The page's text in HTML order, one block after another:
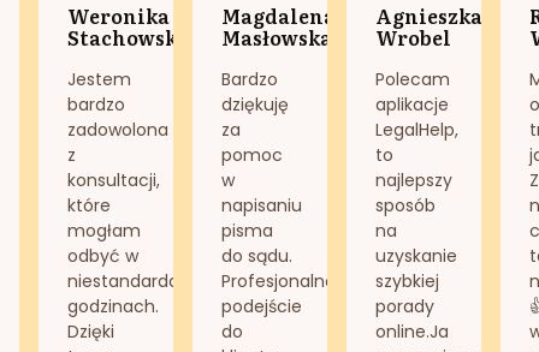
Weronika
Stachowska
Jestem
bardzo
zadowolona
z
konsultacji,
które
mogłam
odbyć w
niestandardowych
godzinach.
Dzięki
Magdalena
Masłowska
Bardzo
dziękuję
za
pomoc
w
napisaniu
pisma
do sądu.
Profesjonalne
podejście
do
Agnieszka
Wrobel
Polecam
aplikacje
LegalHelp,
to
najlepszy
sposób
na
uzyskanie
szybkiej
porady
online.Ja